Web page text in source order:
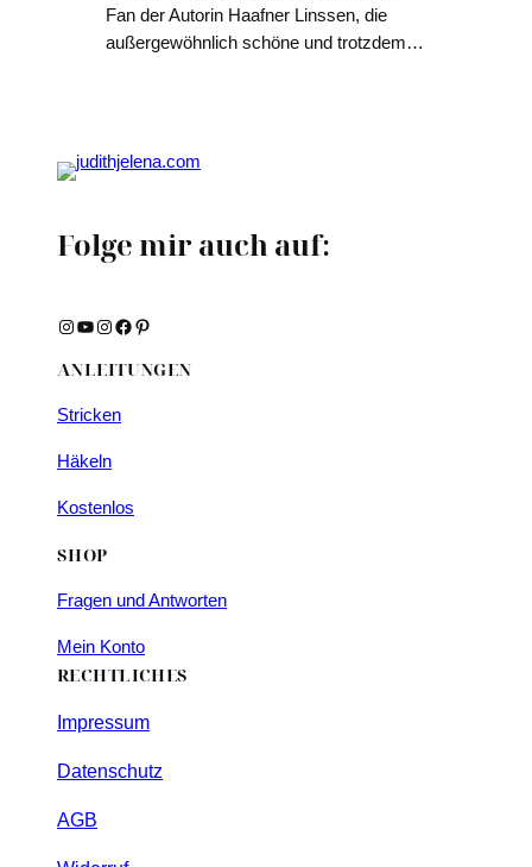
Fan der Autorin Haafner Linssen, die
außergewöhnlich schöne und trotzdem…
Folge mir auch auf:
Instagram YouTube Instagram Facebook Pinterest
ANLEITUNGEN
Stricken
Häkeln
Kostenlos
SHOP
Fragen und Antworten
Mein Konto
RECHTLICHES
Impressum
Datenschutz
AGB